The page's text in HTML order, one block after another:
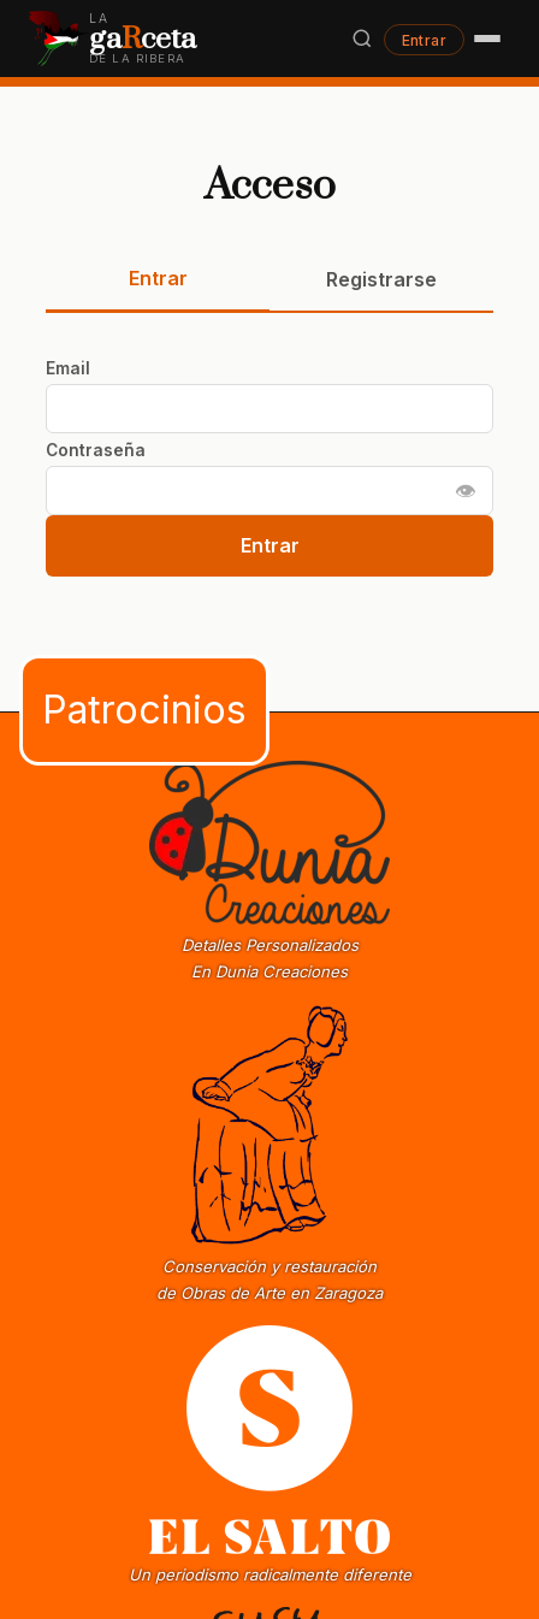
LA
gaRceta
DE LA RIBERA
Entrar
Acceso
Entrar Registrarse
Email
Contraseña
👁
Entrar
Detalles Personalizados
En Dunia Creaciones
Conservación y restauración
de Obras de Arte en Zaragoza
Un periodismo radicalmente diferente